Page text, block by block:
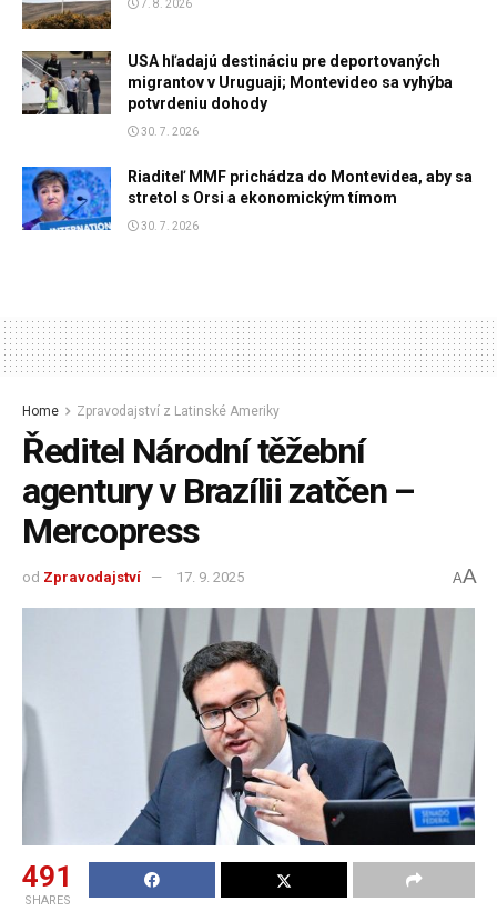
7. 8. 2026
USA hľadajú destináciu pre deportovaných
migrantov v Uruguaji; Montevideo sa vyhýba
potvrdeniu dohody
30. 7. 2026
Riaditeľ MMF prichádza do Montevidea, aby sa
stretol s Orsi a ekonomickým tímom
30. 7. 2026
Home Zpravodajství z Latinské Ameriky
Ředitel Národní těžební
agentury v Brazílii zatčen –
Mercopress
od Zpravodajství 17. 9. 2025 AA
491
SHARES